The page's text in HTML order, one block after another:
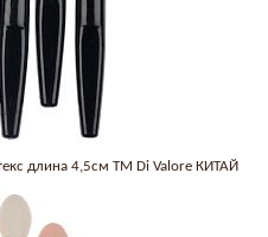
длина 4,5см TM Di Valore КИТАЙ